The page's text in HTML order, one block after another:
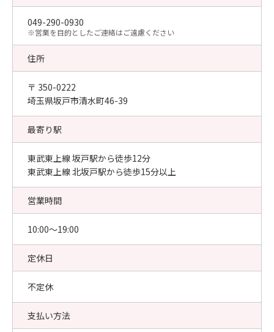
049-290-0930
​※営業を目的としたご連絡はご遠慮ください
住所
〒 350-0222
埼玉県坂戸市清水町46-39
最寄り駅
東武東上線 坂戸駅から徒歩12分
東武東上線 北坂戸駅から徒歩15分以上
営業時間
10:00〜19:00
定休日
不定休
支払い方法